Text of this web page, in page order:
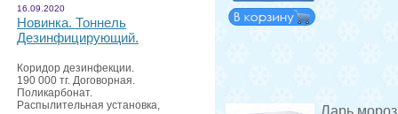
16.09.2020
Новинка. Тоннель
Дезинфицирующий.
Коридор дезинфекции.
190 000 тг. Договорная.
Поликарбонат.
Распылительная установка,
Ларь